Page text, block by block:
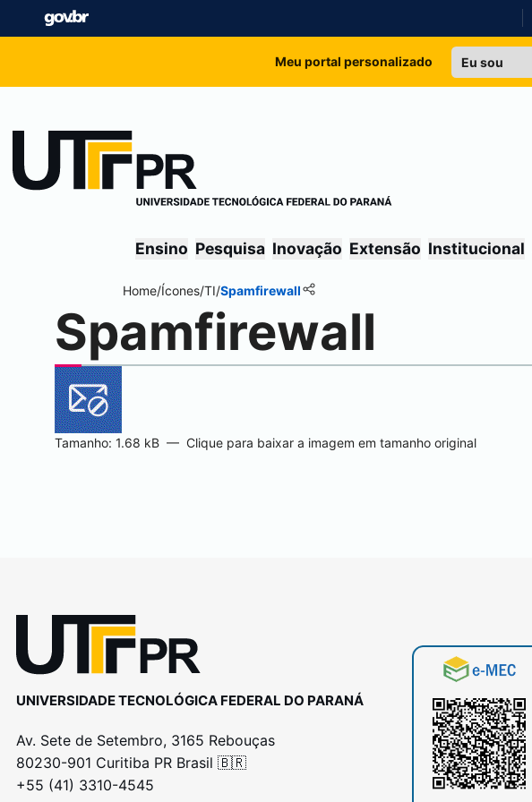
Meu portal personalizado
Ensino Pesquisa Inovação Extensão Institucional
Home/Ícones/TI/Spamfirewall
Spamfirewall
Tamanho: 1.68 kB— Clique para baixar a imagem em tamanho original
UNIVERSIDADE TECNOLÓGICA FEDERAL DO PARANÁ
Av. Sete de Setembro, 3165 Rebouças
80230-901 Curitiba PR Brasil 🇧🇷
+55 (41) 3310-4545